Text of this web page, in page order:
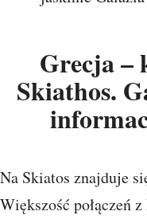
Grecja –
Skiathos.
Na Skiatos znajduje
Większość połączeń